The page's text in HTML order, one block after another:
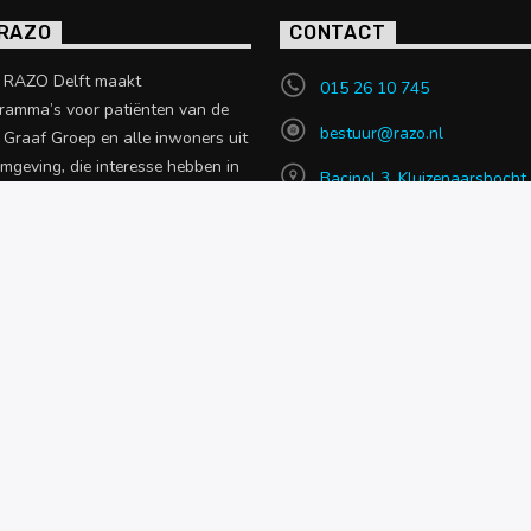
Delft maakt
voor patiënten van de
Graaf Groep en alle inwoners uit
die interesse hebben in
CONTACT
015 26 10 745
bestuur@razo.nl
Bacinol 3, Kluizenaarsbocht